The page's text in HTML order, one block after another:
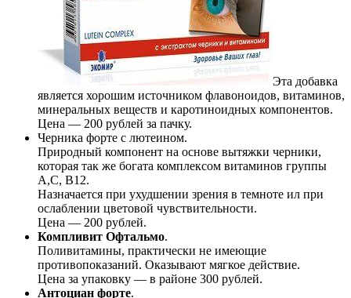
Эта добавка
является хорошим источником флавоноидов, витаминов,
минеральных веществ и каротиноидных компонентов.
Цена — 200 рублей за пачку.
Черника форте с лютеином.
Природный компонент на основе вытяжки черники,
которая так же богата комплексом витаминов группы
А,С, В12.
Назначается при ухудшении зрения в темноте ил при
ослаблении цветовой чувствительности.
Цена — 200 рублей.
Компливит Офтальмо.
Поливитамины, практически не имеющие
противопоказаний. Оказывают мягкое действие.
Цена за упаковку — в районе 300 рублей.
Антоциан форте.